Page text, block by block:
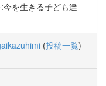
を生きる子ども達
(投稿一覧)